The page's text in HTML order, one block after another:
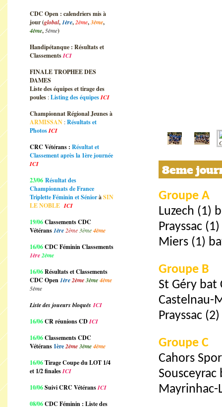
CDC Open : calendriers mis à
jour (global,1ère,2ème,3ème,
4ème,5ème)
Handipétanque : Résultats et
ClassementsICI
FINALE TROPHEE DES
DAMES
Liste des équipes et tirage des
poules :Listing des équipesICI
Championnat Régional Jeunes à
ARMISSAN :Résultats et
PhotosICI
CRC Vétérans : Résultat et
Classement après la 1ère journée
ICI
23/06 Résultat des
Championnats de France
Triplette Féminin et SénioràSIN
LE NOBLEICI
19/06Classements CDC
Vétérans1ère 2ème 3ème4ème
16/06CDC Féminin Classements
1ère2ème
16/06Résultats et Classements
CDC Open1ère2ème3ème4ème
5ème
Liste des joueurs bloqués ICI
16/06CR réunions CDICI
16/06Classements CDC
Vétérans 1ère2ème3ème4ème
16/06Tirage Coupe du LOT 1/4
et 1/2 finalesICI
10/06Suivi CRC VétéransICI
08/06CDC Féminin : Liste des
8eme
Groupe A
Luzech (1)
Prayssac
Miers (1)
Groupe B
St Géry bat
Castelnau-
Prayssac
Groupe C
Cahors
Mayrinhac-